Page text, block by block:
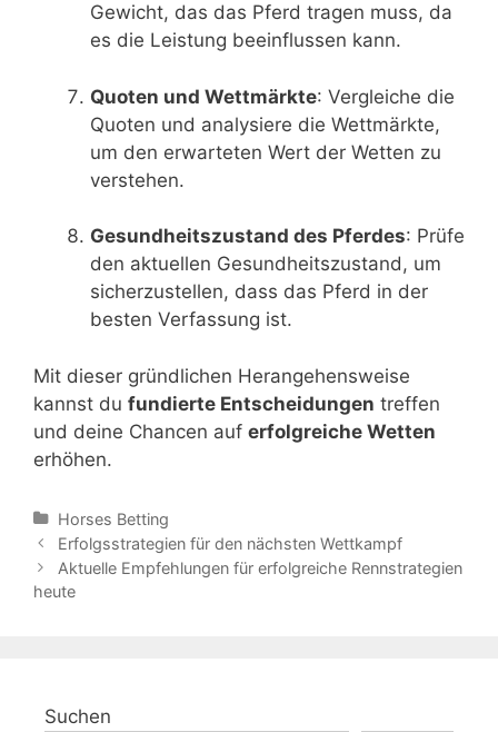
Gewicht, das das Pferd tragen muss, da
es die Leistung beeinflussen kann.
Quoten und Wettmärkte: Vergleiche die
Quoten und analysiere die Wettmärkte,
um den erwarteten Wert der Wetten zu
verstehen.
Gesundheitszustand des Pferdes: Prüfe
den aktuellen Gesundheitszustand, um
sicherzustellen, dass das Pferd in der
besten Verfassung ist.
Mit dieser gründlichen Herangehensweise
kannst du fundierte Entscheidungen treffen
und deine Chancen auf erfolgreiche Wetten
erhöhen.
Categories
Horses Betting
Post
navigation
Erfolgsstrategien für den nächsten Wettkampf
Aktuelle Empfehlungen für erfolgreiche Rennstrategien
heute
Suchen